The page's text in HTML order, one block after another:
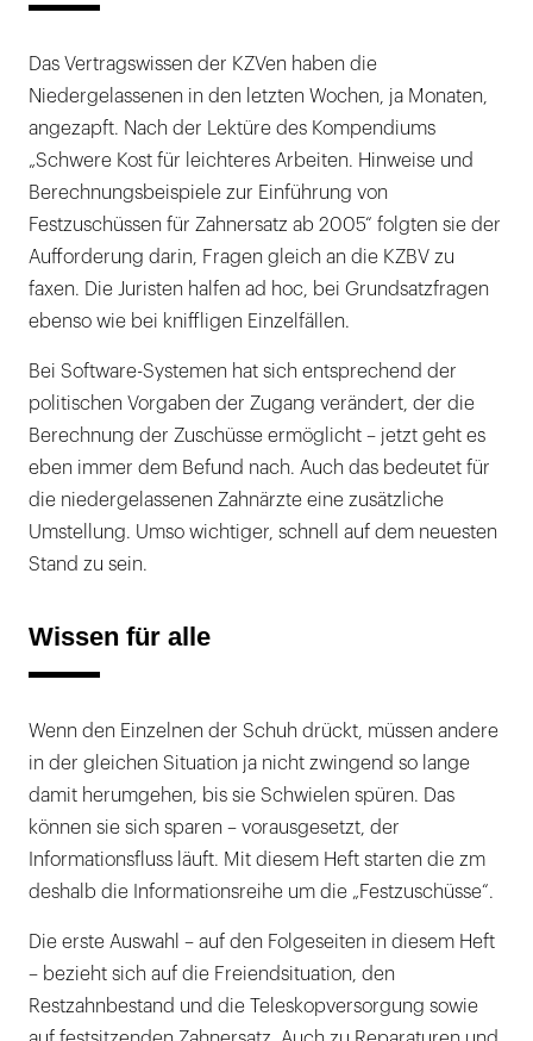
Das Vertragswissen der KZVen haben die
Niedergelassenen in den letzten Wochen, ja Monaten,
angezapft. Nach der Lektüre des Kompendiums
„Schwere Kost für leichteres Arbeiten. Hinweise und
Berechnungsbeispiele zur Einführung von
Festzuschüssen für Zahnersatz ab 2005“ folgten sie der
Aufforderung darin, Fragen gleich an die KZBV zu
faxen. Die Juristen halfen ad hoc, bei Grundsatzfragen
ebenso wie bei kniffligen Einzelfällen.
Bei Software-Systemen hat sich entsprechend der
politischen Vorgaben der Zugang verändert, der die
Berechnung der Zuschüsse ermöglicht – jetzt geht es
eben immer dem Befund nach. Auch das bedeutet für
die niedergelassenen Zahnärzte eine zusätzliche
Umstellung. Umso wichtiger, schnell auf dem neuesten
Stand zu sein.
Wissen für alle
Wenn den Einzelnen der Schuh drückt, müssen andere
in der gleichen Situation ja nicht zwingend so lange
damit herumgehen, bis sie Schwielen spüren. Das
können sie sich sparen – vorausgesetzt, der
Informationsfluss läuft. Mit diesem Heft starten die zm
deshalb die Informationsreihe um die „Festzuschüsse“.
Die erste Auswahl – auf den Folgeseiten in diesem Heft
– bezieht sich auf die Freiendsituation, den
Restzahnbestand und die Teleskopversorgung sowie